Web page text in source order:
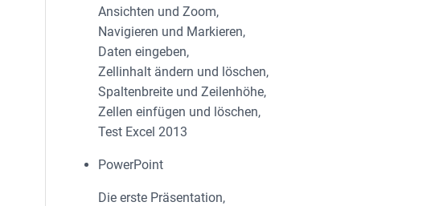
Ansichten und Zoom,
Navigieren und Markieren,
Daten eingeben,
Zellinhalt ändern und löschen,
Spaltenbreite und Zeilenhöhe,
Zellen einfügen und löschen,
Test Excel 2013
PowerPoint
Die erste Präsentation,